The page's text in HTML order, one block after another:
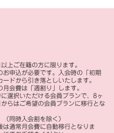
上ご在籍の方に限ります。
申込が必要です。入会時の「初期
ドから引き落としいたします。
会費は「週割り」します。
選択いただける会員プランで、8ヶ
らはご希望の会員プランに移行とな
同時入会割を除く）
通常月会費に自動移行となりま